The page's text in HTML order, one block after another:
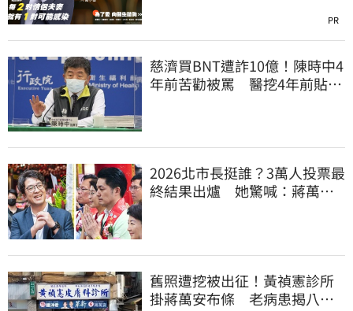
PR
慈濟買BNT遭詐10億！陳時中4
年前苦勸被罵 醫挖4年前貼
2026北市長挺誰？3萬人投票最
終結果出爐 她驚喊：蔣萬安
舊照遭挖被出征！黃禎憲診所
掛蔣萬安布條 老病患揭八仙